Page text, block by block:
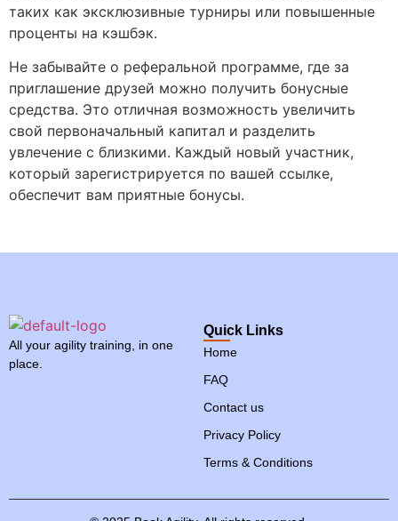
таких как эксклюзивные турниры или повышенные
проценты на кэшбэк.
Не забывайте о реферальной программе, где за
приглашение друзей можно получить бонусные
средства. Это отличная возможность увеличить
свой первоначальный капитал и разделить
увлечение с близкими. Каждый новый участник,
который зарегистрируется по вашей ссылке,
обеспечит вам приятные бонусы.
All your agility training, in one
place.
Quick Links
Home
FAQ
Contact us
Privacy Policy
Terms & Conditions